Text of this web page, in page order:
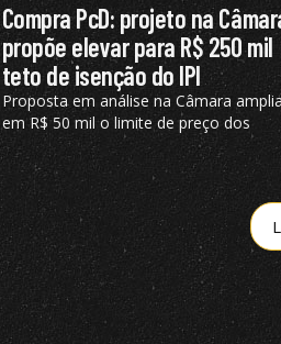
Compra PcD: projeto na
propõe elevar para R$ 250 mil
teto de isenção do IPI
Proposta em análise na Câmara amplia
em R$ 50 mil o limite de preço dos
veículos elegíveis ao benefício, hoje
fixado em R$ 200 mil